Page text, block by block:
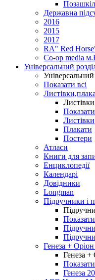
Державна
2016
2015
2017
RA" Red
Co-op media
Універсальний
Універсальний
Показати всі
Показати
Листівки
Плакати
Постери
Атласи
Книги для
Енциклопедії
Календарі
Довідники
Longman
Підручники і
Показати
Генеза +
Генеза +
Показати
Генеза